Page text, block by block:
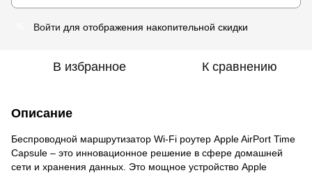
Войти для отображения накопительной скидки
В избранное К сравнению
Описание
Беспроводной маршрутизатор Wi-Fi роутер Apple AirPort Time
Capsule – это инновационное решение в сфере домашней
сети и хранения данных. Это мощное устройство Apple